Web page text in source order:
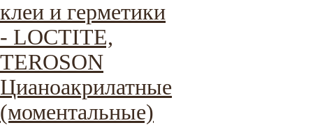
клеи и герметики
- LOCTITE,
TEROSON
Цианоакрилатные
(моментальные)